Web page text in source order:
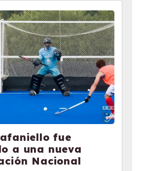
fue
a una nueva
Nacional